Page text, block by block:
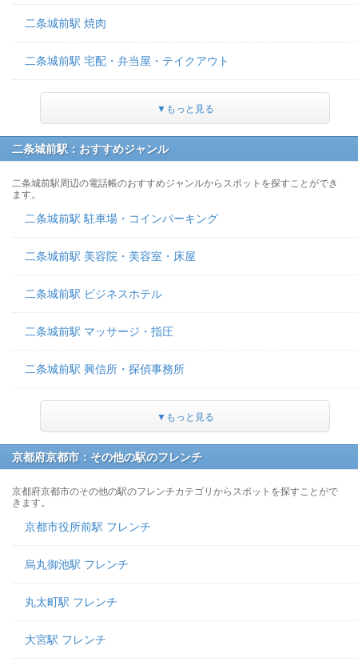
二条城前駅 焼肉
二条城前駅 宅配・弁当屋・テイクアウト
▼もっと見る
二条城前駅：おすすめジャンル
二条城前駅周辺の電話帳のおすすめジャンルからスポットを探すことができ
ます。
二条城前駅 駐車場・コインパーキング
二条城前駅 美容院・美容室・床屋
二条城前駅 ビジネスホテル
二条城前駅 マッサージ・指圧
二条城前駅 興信所・探偵事務所
▼もっと見る
京都府京都市：その他の駅のフレンチ
京都府京都市のその他の駅のフレンチカテゴリからスポットを探すことがで
きます。
京都市役所前駅 フレンチ
烏丸御池駅 フレンチ
丸太町駅 フレンチ
大宮駅 フレンチ